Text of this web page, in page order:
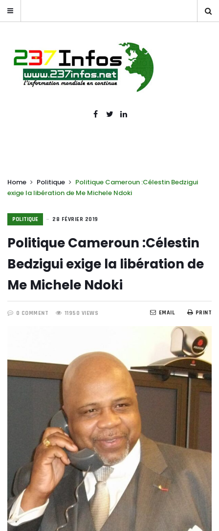
Home Politique
Politique Cameroun :Célestin Bedzigui
exige la libération de Me Michele Ndoki
POLITIQUE 28 FÉVRIER 2019
Politique Cameroun :Célestin
Bedzigui exige la libération de
Me Michele Ndoki
0 COMMENT 11950 VIEWS PRINT
EMAIL